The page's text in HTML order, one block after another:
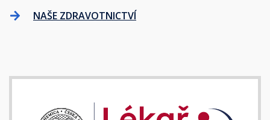
NAŠE ZDRAVOTNICTVÍ